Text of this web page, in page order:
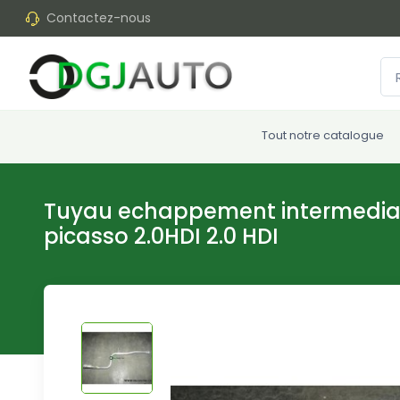
Contactez-nous
Tout notre catalogue
Tuyau echappement
picasso 2.0HDI 2.0 HDI